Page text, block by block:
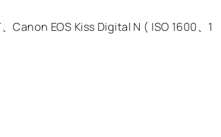
Canon EOS Kiss Digital N ( ISO 1600、1